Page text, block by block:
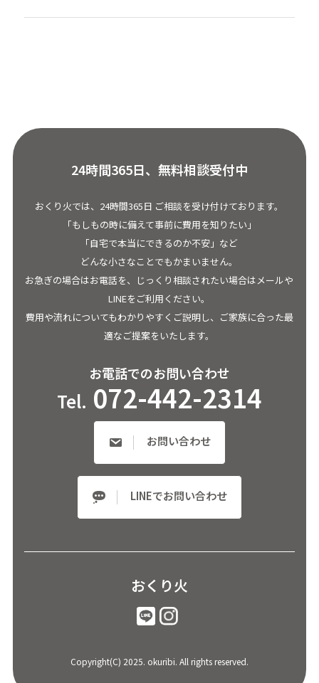
24時間365日、無料相談受付中
おくり火では、24時間365日 ご相談を受け付けております。
「もしもの時に備えて事前に費用を知りたい」
「自宅で本当にできるのか不安」など
どんな小さなことでもかまいません。
お急ぎの場合はお電話を、じっくり相談されたい場合はメールや
LINEをご利用ください。
費用や流れについてもわかりやすくご説明し、ご家族に合った最
適なご提案をいたします。
お電話でのお問い合わせ
Tel. 072-442-2314
お問い合わせ
LINEでお問い合わせ
おくり火
Copyright(C) 2025. okuribi. All rights reserved.